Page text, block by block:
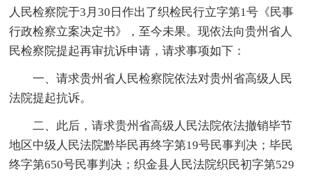
人民检察院于3月30日作出了织检民行立字第1号《民事
行政检察立案决定书》，至今未果。现依法向贵州省人
民检察院提起再审抗诉申请，请求事项如下：
一、请求贵州省人民检察院依法对贵州省高级人民
法院提起抗诉。
二、此后，请求贵州省高级人民法院依法撤销毕节
地区中级人民法院黔毕民再终字第19号民事判决；毕民
终字第650号民事判决；织金县人民法院织民初字第529